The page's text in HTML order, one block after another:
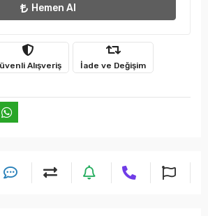
Hemen Al
Alışveriş İade ve Değişim